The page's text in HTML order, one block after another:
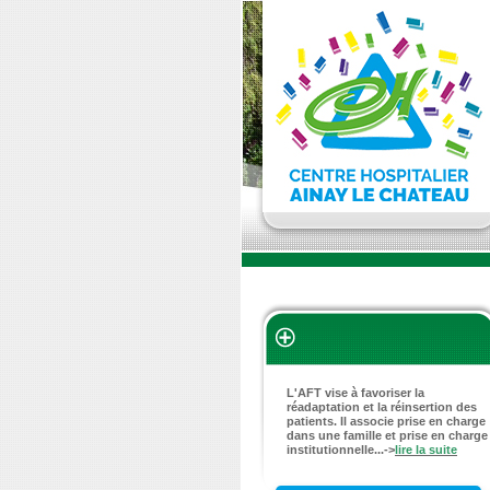
L'AFT vise à favoriser la
réadaptation et la réinsertion des
patients. Il associe prise en charge
dans une famille et prise en charge
institutionnelle...->lire la suite